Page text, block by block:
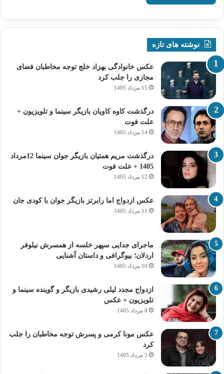
نوشته های تازه
عکس خانوادگی بهزاد خلج توجه مخاطبان فضای
مجازی را جلب کرد
15 مرداد 1405
درگذشت کاوه کاویان بازیگر سینما و تلویزیون +
علت فوت
14 مرداد 1405
درگذشت مریم همتیان بازیگر جوان سینما 12مرداد
1405 + علت فوت
12 مرداد 1405
عکس ازدواج اما رابرتز بازیگر جوان با کودی جان
11 مرداد 1405
ماجرای جدایی سپهر خلسه از همسرش نیلوفر
اردلان؛ بیوگرافی و داستان آشنایی
10 مرداد 1405
ازدواج مجدد لیلی رشیدی بازیگر و گوینده سینما و
تلویزیون + عکس
8 مرداد 1405
عکس مونا کرمی و پسرش توجه مخاطبان را جلب
کرد
5 مرداد 1405